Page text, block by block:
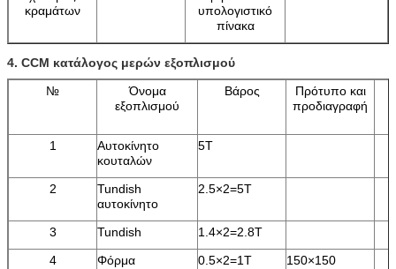
κραμάτων
υπολογιστικό
πίνακα
4. CCM κατάλογος μερών εξοπλισμού
№
Όνομα
εξοπλισμού
Βάρος
Πρότυπο και
προδιαγραφή
1
Αυτοκίνητο
κουταλών
5T
2
Tundish
αυτοκίνητο
2.5×2=5T
3 Tundish
1.4×2=2.8T
4
Φόρμα 0.5×2=1T
150×150